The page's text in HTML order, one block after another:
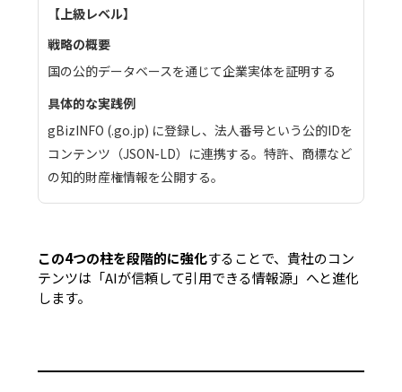
上級レベル
国の公的データベースを通じて企業実体を証明する
gBizINFO (.go.jp) に登録し、法人番号という公的IDを
コンテンツ（JSON-LD）に連携する。特許、商標など
の知的財産権情報を公開する。
この4つの柱を段階的に強化することで、貴社のコン
テンツは 「AIが信頼して引用できる情報源」 へと進化
します。